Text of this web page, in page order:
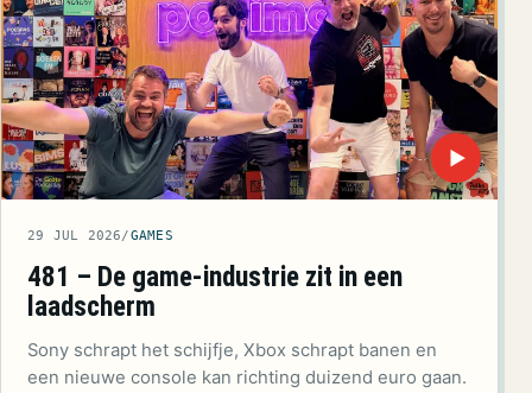
▶
29 JUL 2026/GAMES
481 – De game-industrie zit in een
laadscherm
Sony schrapt het schijfje, Xbox schrapt banen en
een nieuwe console kan richting duizend euro gaan.